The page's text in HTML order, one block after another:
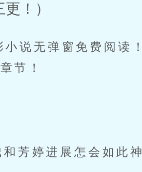
！）
说无弹窗免费阅读！
节！
芳婷进展怎会如此神